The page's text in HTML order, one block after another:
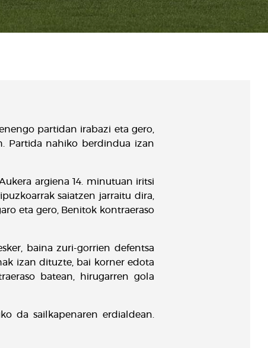
partidan irabazi eta gero,
Partida nahiko berdindua izan
argiena 14. minutuan iritsi
saiatzen jarraitu dira,
eta gero, Benitok kontraeraso
baina zuri-gorrien defentsa
izan dituzte, bai korner edota
batean, hirugarren gola
da sailkapenaren erdialdean.